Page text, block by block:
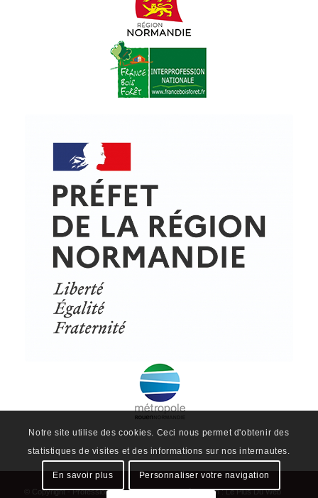
© Copyright - ProfessionsBois | Conception et réalisation :Le Plus Du Web
Actualités
Mentions légales
Politique de confidentialité
Plan du site
Notre site utilise des cookies. Ceci nous permet d'obtenir des
statistiques de visites et des informations sur nos internautes.
En savoir plus Personnaliser votre navigation